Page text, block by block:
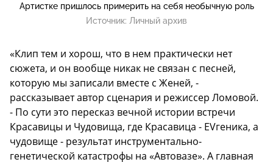
Артистке пришлось примерить на себя необычную роль
Источник: Личный архив
«Клип тем и хорош, что в нем практически нет
сюжета, и он вообще никак не связан с песней,
которую мы записали вместе с Женей, -
рассказывает автор сценария и режиссер Ломовой.
- По сути это пересказ вечной истории встречи
Красавицы и Чудовища, где Красавица - ЕVгеника, а
чудовище - результат инструментально-
генетической катастрофы на «Автовазе». А главная